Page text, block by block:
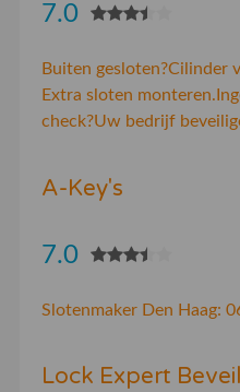
7.0
Buiten gesloten?Cilinder
Extra sloten
check?Uw bedrijf
A-Key's
7.0
Slotenmaker Den Haag:
Lock Expert